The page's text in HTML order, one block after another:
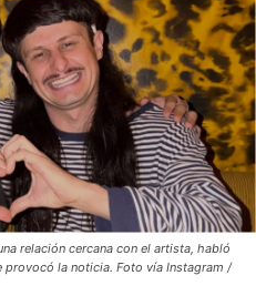
relación cercana con el artista, habló
la noticia. Foto vía Instagram /